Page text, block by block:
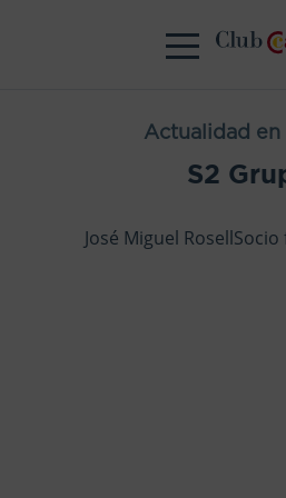
Actualidad en
S2
José Miguel